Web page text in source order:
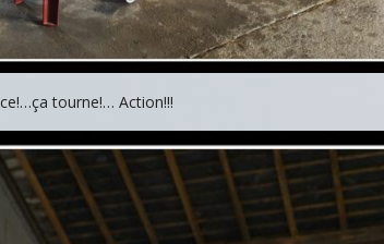
tourne!… Action!!!